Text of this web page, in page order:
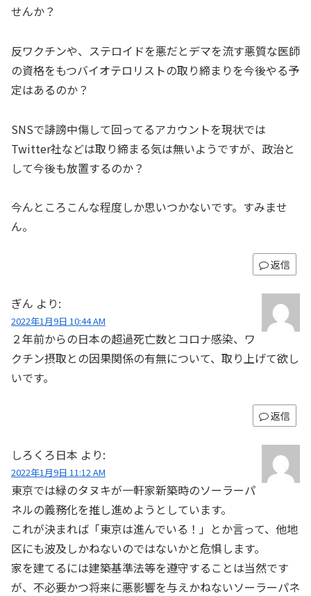
せんか？
反ワクチンや、ステロイドを悪だとデマを流す悪質な医師
の資格をもつバイオテロリストの取り締まりを今後やる予
定はあるのか？
SNSで誹謗中傷して回ってるアカウントを現状では
Twitter社などは取り締まる気は無いようですが、政治と
して今後も放置するのか？
今んところこんな程度しか思いつかないです。すみませ
ん。
返信
ぎん より:
2022年1月9日 10:44 AM
２年前からの日本の超過死亡数とコロナ感染、ワ
クチン摂取との因果関係の有無について、取り上げて欲し
いです。
返信
しろくろ日本 より:
2022年1月9日 11:12 AM
東京では緑のタヌキが一軒家新築時のソーラーパ
ネルの義務化を推し進めようとしています。
これが決まれば「東京は進んでいる！」とか言って、他地
区にも波及しかねないのではないかと危惧します。
家を建てるには建築基準法等を遵守することは当然です
が、不必要かつ将来に悪影響を与えかねないソーラーパネ